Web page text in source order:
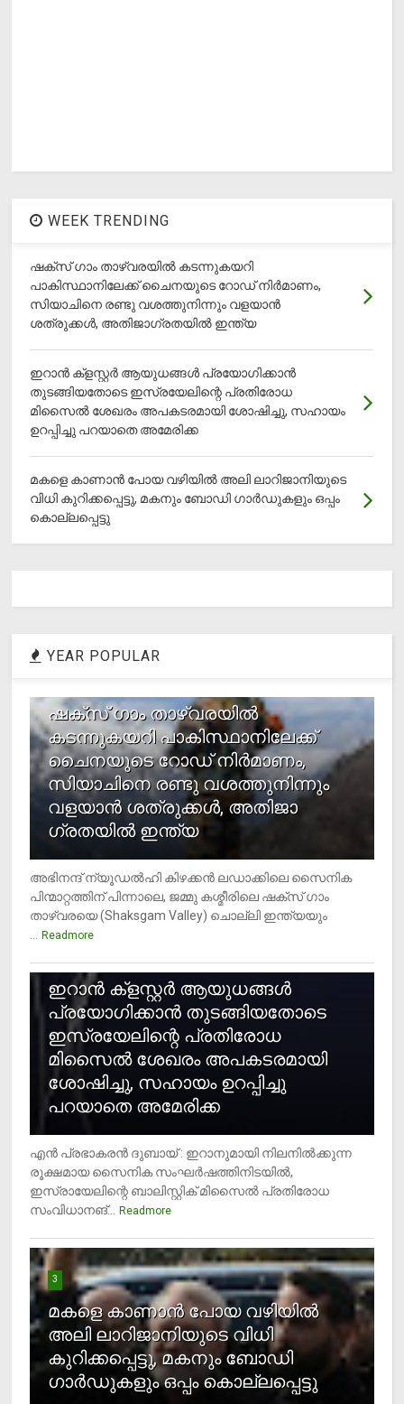
WEEK TRENDING
ഷക്സ് ​ഗാം താഴ്‌വരയിൽ കടന്നുകയറി
പാകിസ്ഥാനിലേക്ക് ചൈനയുടെ റോഡ് നിർമാണം,
സിയാചിനെ രണ്ടു വശത്തുനിന്നും വളയാൻ
ശത്രുക്കൾ, അതിജാ​ഗ്രതയിൽ ഇന്ത്യ
ഇറാന്‍ ക്‌ളസ്റ്റര്‍ ആയുധങ്ങള്‍ പ്രയോഗിക്കാന്‍
തുടങ്ങിയതോടെ ഇസ്രയേലിന്റെ പ്രതിരോധ
മിസൈല്‍ ശേഖരം അപകടരമായി ശോഷിച്ചു, സഹായം
ഉറപ്പിച്ചു പറയാതെ അമേരിക്ക
മകളെ കാണാന്‍ പോയ വഴിയില്‍ അലി ലാറിജാനിയുടെ
വിധി കുറിക്കപ്പെട്ടു, മകനും ബോഡി ഗാര്‍ഡുകളും ഒപ്പം
കൊല്ലപ്പെട്ടു
YEAR POPULAR
ഷക്സ് ​ഗാം താഴ്‌വരയിൽ
കടന്നുകയറി പാകിസ്ഥാനിലേക്ക്
ചൈനയുടെ റോഡ് നിർമാണം,
സിയാചിനെ രണ്ടു വശത്തുനിന്നും
വളയാൻ ശത്രുക്കൾ, അതിജാ​
ഗ്രതയിൽ ഇന്ത്യ
അഭിനന്ദ് ന്യൂഡൽഹി കിഴക്കൻ ലഡാക്കിലെ സൈനിക
പിന്മാറ്റത്തിന് പിന്നാലെ, ജമ്മു കശ്മീരിലെ ഷക്സ് ​ഗാം
താഴ്‌വരയെ (Shaksgam Valley) ചൊല്ലി ഇന്ത്യയും
Readmore
ഇറാന്‍ ക്‌ളസ്റ്റര്‍ ആയുധങ്ങള്‍
പ്രയോഗിക്കാന്‍ തുടങ്ങിയതോടെ
ഇസ്രയേലിന്റെ പ്രതിരോധ
മിസൈല്‍ ശേഖരം അപകടരമായി
ശോഷിച്ചു, സഹായം ഉറപ്പിച്ചു
പറയാതെ അമേരിക്ക
എന്‍ പ്രഭാകരന്‍ ദുബായ് : ഇറാനുമായി നിലനില്‍ക്കുന്ന
രൂക്ഷമായ സൈനിക സംഘര്‍ഷത്തിനിടയില്‍,
ഇസ്രായേലിന്റെ ബാലിസ്റ്റിക് മിസൈല്‍ പ്രതിരോധ
സംവിധാനങ്...
Readmore
3
മകളെ കാണാന്‍ പോയ വഴിയില്‍
അലി ലാറിജാനിയുടെ വിധി
കുറിക്കപ്പെട്ടു, മകനും ബോഡി
ഗാര്‍ഡുകളും ഒപ്പം കൊല്ലപ്പെട്ടു